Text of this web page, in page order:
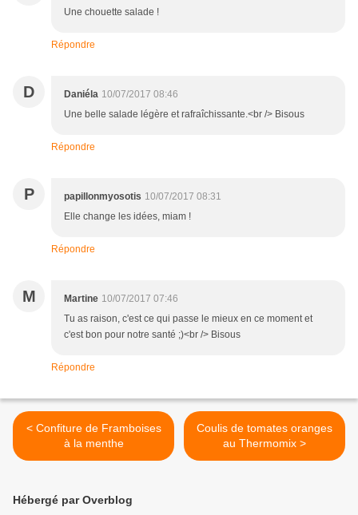
Une chouette salade !
Répondre
D Daniéla 10/07/2017 08:46
Une belle salade légère et rafraîchissante.<br /> Bisous
Répondre
P papillonmyosotis 10/07/2017 08:31
Elle change les idées, miam !
Répondre
M Martine 10/07/2017 07:46
Tu as raison, c'est ce qui passe le mieux en ce moment et
c'est bon pour notre santé ;)<br /> Bisous
Répondre
< Confiture de Framboises
à la menthe
Coulis de tomates oranges
au Thermomix >
Hébergé par Overblog